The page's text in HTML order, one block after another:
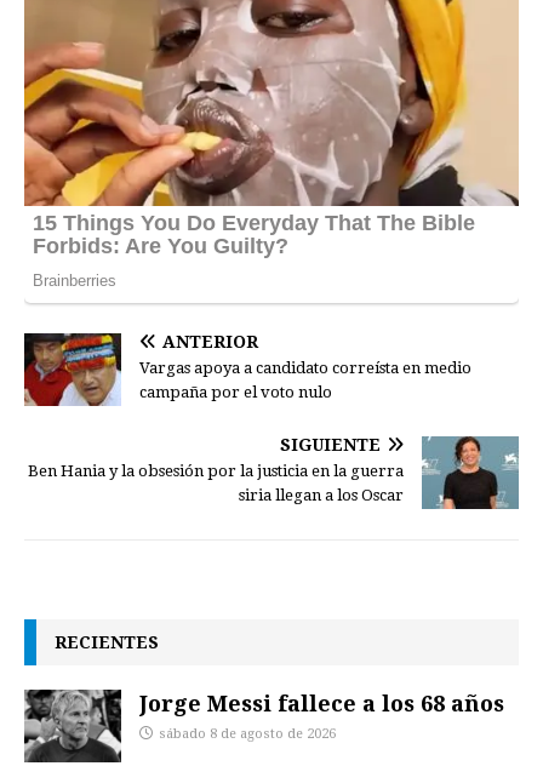
ANTERIOR
Vargas apoya a candidato correísta en medio
campaña por el voto nulo
SIGUIENTE
Ben Hania y la obsesión por la justicia en la guerra
siria llegan a los Oscar
RECIENTES
Jorge Messi fallece a los 68 años
sábado 8 de agosto de 2026